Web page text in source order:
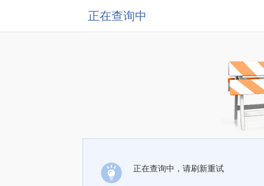
正在查询中
正在查询中，请刷新重试